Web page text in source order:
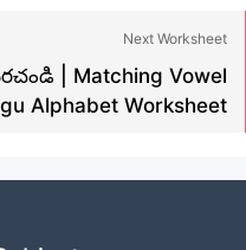
Next Worksheet
| Matching Vowel
Alphabet Worksheet